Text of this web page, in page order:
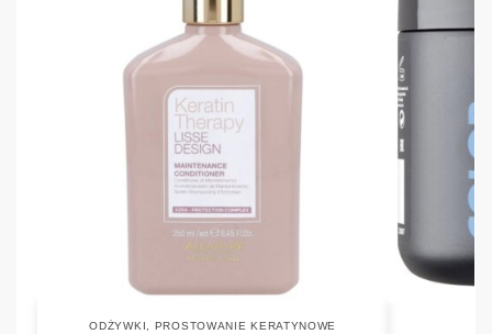
ODŻYWKI, PROSTOWANIE KERATYNOWE